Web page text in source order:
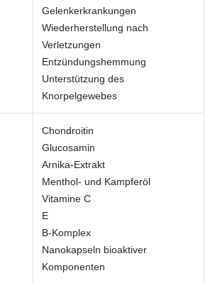
Gelenkerkrankungen
Wiederherstellung nach
Verletzungen
Entzündungshemmung
Unterstützung des
Knorpelgewebes
Chondroitin
Glucosamin
Arnika-Extrakt
Menthol- und Kampferöl
Vitamine C
E
B-Komplex
Nanokapseln bioaktiver
Komponenten